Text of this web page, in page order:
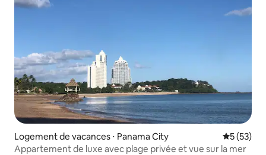
Logement de vacances ⋅ Panama City
5 (53)
Appartement de luxe avec plage privée et vue sur la mer